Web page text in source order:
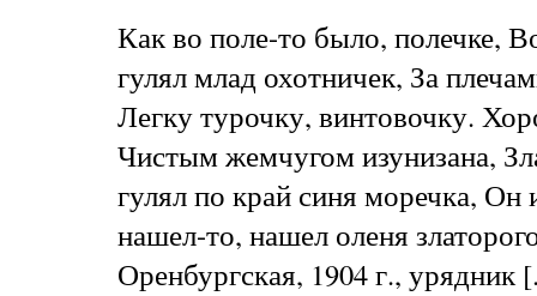
Как во поле-то было, полечке,
гулял млад охотничек, За
Легку турочку, винтовочку.
Чистым жемчугом изунизана,
гулял по край синя моречка, Он
нашел-то, нашел оленя
Оренбургская, 1904 г., урядник